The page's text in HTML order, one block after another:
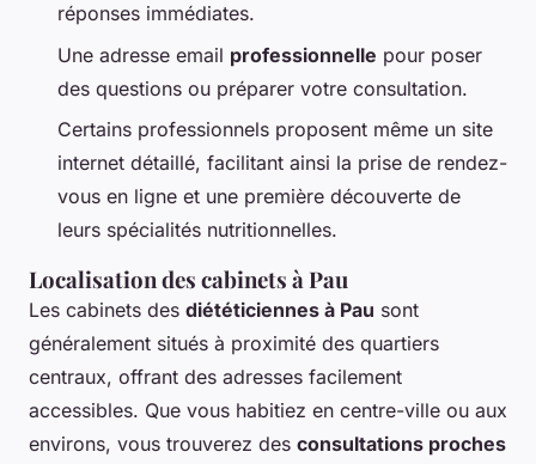
réponses immédiates.
Une adresse email professionnelle pour poser
des questions ou préparer votre consultation.
Certains professionnels proposent même un site
internet détaillé, facilitant ainsi la prise de rendez-
vous en ligne et une première découverte de
leurs spécialités nutritionnelles.
Localisation des cabinets à Pau
Les cabinets des diététiciennes à Pau sont
généralement situés à proximité des quartiers
centraux, offrant des adresses facilement
accessibles. Que vous habitiez en centre-ville ou aux
environs, vous trouverez des consultations proches